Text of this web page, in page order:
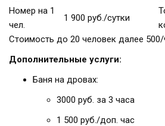
Номер на 1
чел.
1 900 руб./сутки
Стоимость до 20 человек далее 500/
Дополнительные услуги:
Баня на дровах:
3000 руб. за 3 часа
1 500 руб./доп. час